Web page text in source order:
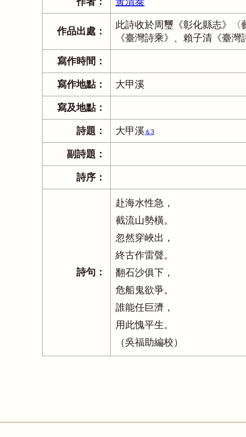
作品出處：
此詩收於周璽《彰化縣志》
《臺灣詩乘》、賴子清《臺
寫作時間：
寫作地點： 大甲溪
寫及地點：
詩題： 大甲溪 ＆3
副詩題：
詩序：
詩句：
赴海水性急，
截流山勢橫。
忽然穿峽出，
終古作雷聲。
翻石沙俱下，
危船鬼欲爭。
誰能任巨濟，
用此愧平生。
（吳福助編校）